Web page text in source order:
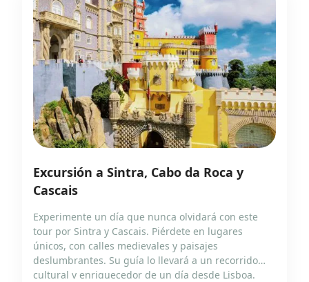
Excursión a Sintra, Cabo da Roca y
Cascais
Experimente un día que nunca olvidará con este
tour por Sintra y Cascais. Piérdete en lugares
únicos, con calles medievales y paisajes
deslumbrantes. Su guía lo llevará a un recorrido
cultural y enriquecedor de un día desde Lisboa.